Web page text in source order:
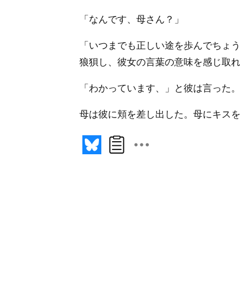
「なんです、母さん？」
「いつまでも正しい途を歩んでちょ
狼狽し、彼女の言葉の意味を感じ取れ
「わかっています、」と彼は言った。
母は彼に頬を差し出した。母にキス